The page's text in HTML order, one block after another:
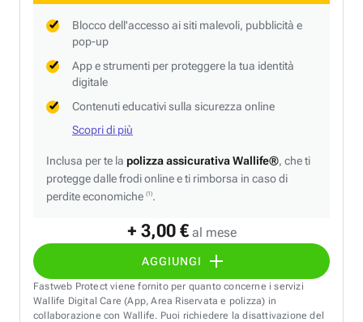
+ 3,00 € al mese
AGGIUNGI
Blocco dell'accesso ai siti malevoli, pubblicità e
pop-up
App e strumenti per proteggere la tua identità
digitale
Contenuti educativi sulla sicurezza online
Scopri di più
Inclusa per te la polizza assicurativa Wallife®, che ti
protegge dalle frodi online e ti rimborsa in caso di
perdite economiche (1).
Fastweb Protect viene fornito per quanto concerne i servizi
Wallife Digital Care (App, Area Riservata e polizza) in
collaborazione con Wallife. Puoi richiedere la disattivazione del